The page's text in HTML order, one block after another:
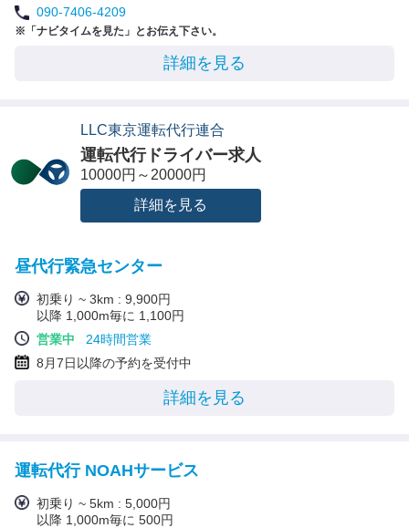
090-7406-4209
※「ナビタイムを見た」とお伝え下さい。
詳細を見る
LLC東京運転代行連合
運転代行ドライバー求人
10000円～20000円
詳細を見る
昼代行緊急センター
初乗り ~ 3km : 9,900円
以降 1,000m毎に 1,100円
営業中
24時間営業
8月7日以降の予約を受付中
詳細を見る
運転代行 NOAHサービス
初乗り ~ 5km : 5,000円
以降 1,000m毎に 500円